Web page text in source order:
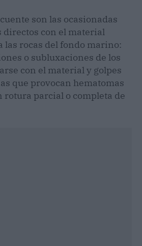
son las ocasionadas
con el material
las rocas del fondo marino:
o subluxaciones de los
con el material y golpes
que provocan hematomas
rotura parcial o completa de